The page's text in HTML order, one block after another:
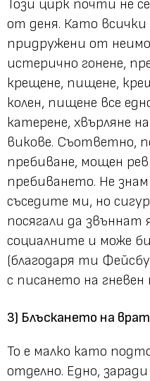
Този цирк почти не
от деня. Като всички
придружени от
истерично гонене,
крещене, пищене,
колен, пищене все
катерене, хвърляне
викове. Съответно,
пребиване, мощен
пребиването. Не
съседите ми, но
посягали да звъннат
социалните и може
(благодаря ти
с писането на гневен
3) Блъскането на
То е малко като
отделно. Едно,